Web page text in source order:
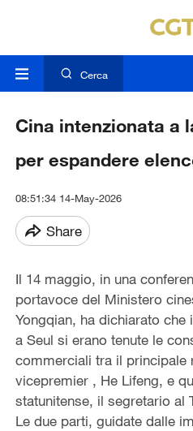
Cerca
Cina intenzionata a
per espandere
08:51:34 14-May-2026
Share
Il 14 maggio, in una
portavoce del Ministero
Yongqian, ha dichiarato
a Seul si erano tenute le
commerciali tra il principale
vicepremier , He Lifeng, e
statunitense, il segretario al
Le due parti, guidate dalle